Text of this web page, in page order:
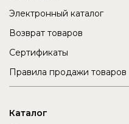
Электронный каталог
Возврат товаров
Сертификаты
Правила продажи товаров
Каталог